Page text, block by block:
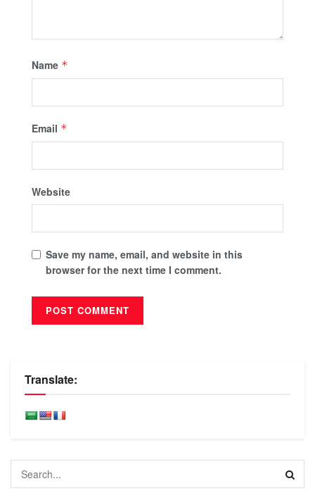
Name *
Email *
Website
Save my name, email, and website in this
browser for the next time I comment.
Translate: